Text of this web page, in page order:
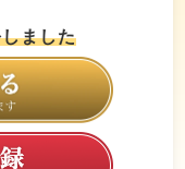
ました